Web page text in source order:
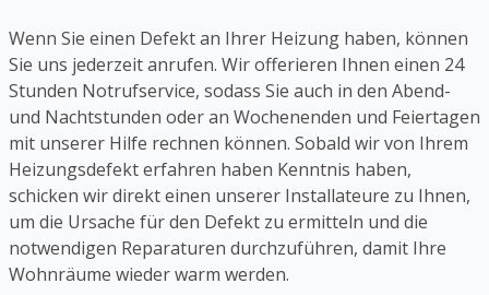
Wenn Sie einen Defekt an Ihrer Heizung haben, können
Sie uns jederzeit anrufen. Wir offerieren Ihnen einen 24
Stunden Notrufservice, sodass Sie auch in den Abend-
und Nachtstunden oder an Wochenenden und Feiertagen
mit unserer Hilfe rechnen können. Sobald wir von Ihrem
Heizungsdefekt erfahren haben Kenntnis haben,
schicken wir direkt einen unserer Installateure zu Ihnen,
um die Ursache für den Defekt zu ermitteln und die
notwendigen Reparaturen durchzuführen, damit Ihre
Wohnräume wieder warm werden.